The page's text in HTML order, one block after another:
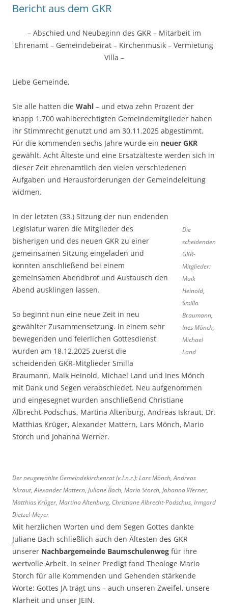
Bericht aus dem GKR
– Abschied und Neubeginn des GKR – Mitarbeit im
Ehrenamt – Gemeindebeirat – Kirchenmusik – Vermietung
Villa –
Liebe Gemeinde,
Sie alle hatten die Wahl – und etwa zehn Prozent der
knapp 1.700 wahlberechtigten Gemeindemitglieder haben
ihr Stimmrecht genutzt und am 30.11.2025 abgestimmt.
Für die kommenden sechs Jahre wurde ein neuer GKR
gewählt. Acht Älteste und eine Ersatzälteste werden sich in
dieser Zeit ehrenamtlich den vielen verschiedenen
Aufgaben und Herausforderungen der Gemeindeleitung
widmen.
Die
scheidenden
GKR-
Mitglieder:
Maik
Heinold,
Smilla
Braumann,
Ines Mönch,
Michael
Land
In der letzten (33.) Sitzung der nun endenden
Legislatur waren die Mitglieder des
bisherigen und des neuen GKR zu einer
gemeinsamen Sitzung eingeladen und
konnten anschließend bei einem
gemeinsamen Abendbrot und Austausch den
Abend ausklingen lassen.
So beginnt nun eine neue Zeit in neu
gewählter Zusammensetzung. In einem sehr
bewegenden und feierlichen Gottesdienst
wurden am 18.12.2025 zuerst die
scheidenden GKR-Mitglieder Smilla
Braumann, Maik Heinold, Michael Land und Ines Mönch
mit Dank und Segen verabschiedet. Neu aufgenommen
und eingesegnet wurden anschließend Christiane
Albrecht-Podschus, Martina Altenburg, Andreas Iskraut, Dr.
Matthias Krüger, Alexander Mattern, Lars Mönch, Mario
Storch und Johanna Werner.
Der neugewählte Gemeindekirchenrat (v.l.n.r.): Lars Mönch, Andreas
Iskraut, Alexander Mattern, Juliane Bach, Mario Storch, Johanna Werner,
Matthias Krüger, Martina Altenburg, Christiane Albrecht-Podschus, Irmgard
Dietzel-Meyer
Mit herzlichen Worten und dem Segen Gottes dankte
Juliane Bach schließlich auch den Ältesten des GKR
unserer Nachbargemeinde Baumschulenweg für ihre
wertvolle Arbeit. In seiner Predigt fand Theologe Mario
Storch für alle Kommenden und Gehenden stärkende
Worte: Gottes JA trägt uns – auch unseren Zweifel, unsere
Klarheit und unser JEIN.